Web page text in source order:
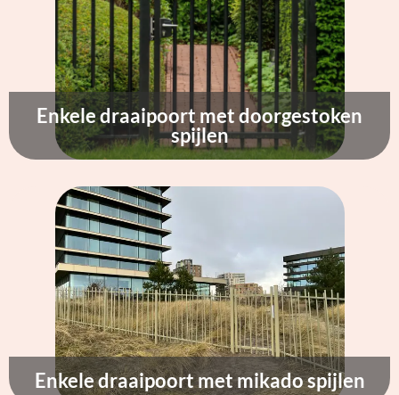
Enkele draaipoort met doorgestoken
spijlen
Enkele draaipoort met mikado spijlen